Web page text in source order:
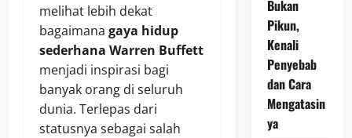
melihat lebih dekat
bagaimana gaya hidup
sederhana Warren Buffett
menjadi inspirasi bagi
banyak orang di seluruh
dunia. Terlepas dari
statusnya sebagai salah
Bukan
Pikun,
Kenali
Penyebab
dan Cara
Mengatasin
ya